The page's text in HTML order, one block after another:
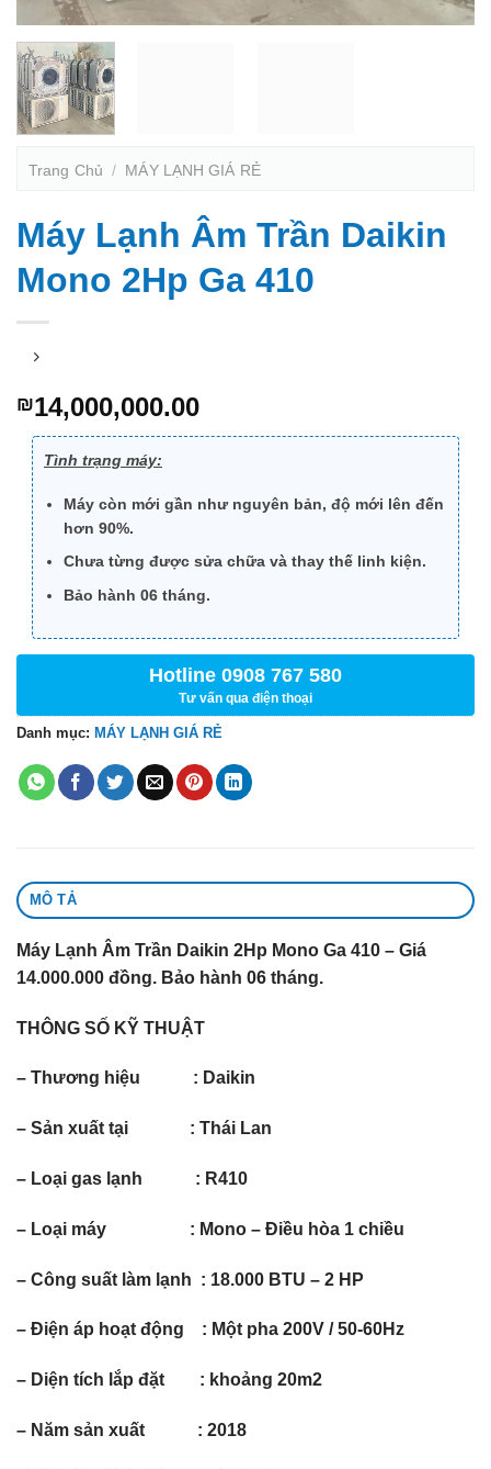
Trang Chủ / MÁY LẠNH GIÁ RẺ
Máy Lạnh Âm Trần Daikin
Mono 2Hp Ga 410
₪14,000,000.00
Tình trạng máy:
Máy còn mới gần như nguyên bản, độ mới lên đến
hơn 90%.
Chưa từng được sửa chữa và thay thế linh kiện.
Bảo hành 06 tháng.
Hotline 0908 767 580
Tư vấn qua điện thoại
Danh mục: MÁY LẠNH GIÁ RẺ
MÔ TẢ
Máy Lạnh Âm Trần Daikin 2Hp Mono Ga 410 – Giá
14.000.000 đồng. Bảo hành 06 tháng.
THÔNG SỐ KỸ THUẬT
– Thương hiệu : Daikin
– Sản xuất tại : Thái Lan
– Loại gas lạnh : R410
– Loại máy : Mono – Điều hòa 1 chiều
– Công suất làm lạnh : 18.000 BTU – 2 HP
– Điện áp hoạt động : Một pha 200V / 50-60Hz
– Diện tích lắp đặt : khoảng 20m2
– Năm sản xuất : 2018